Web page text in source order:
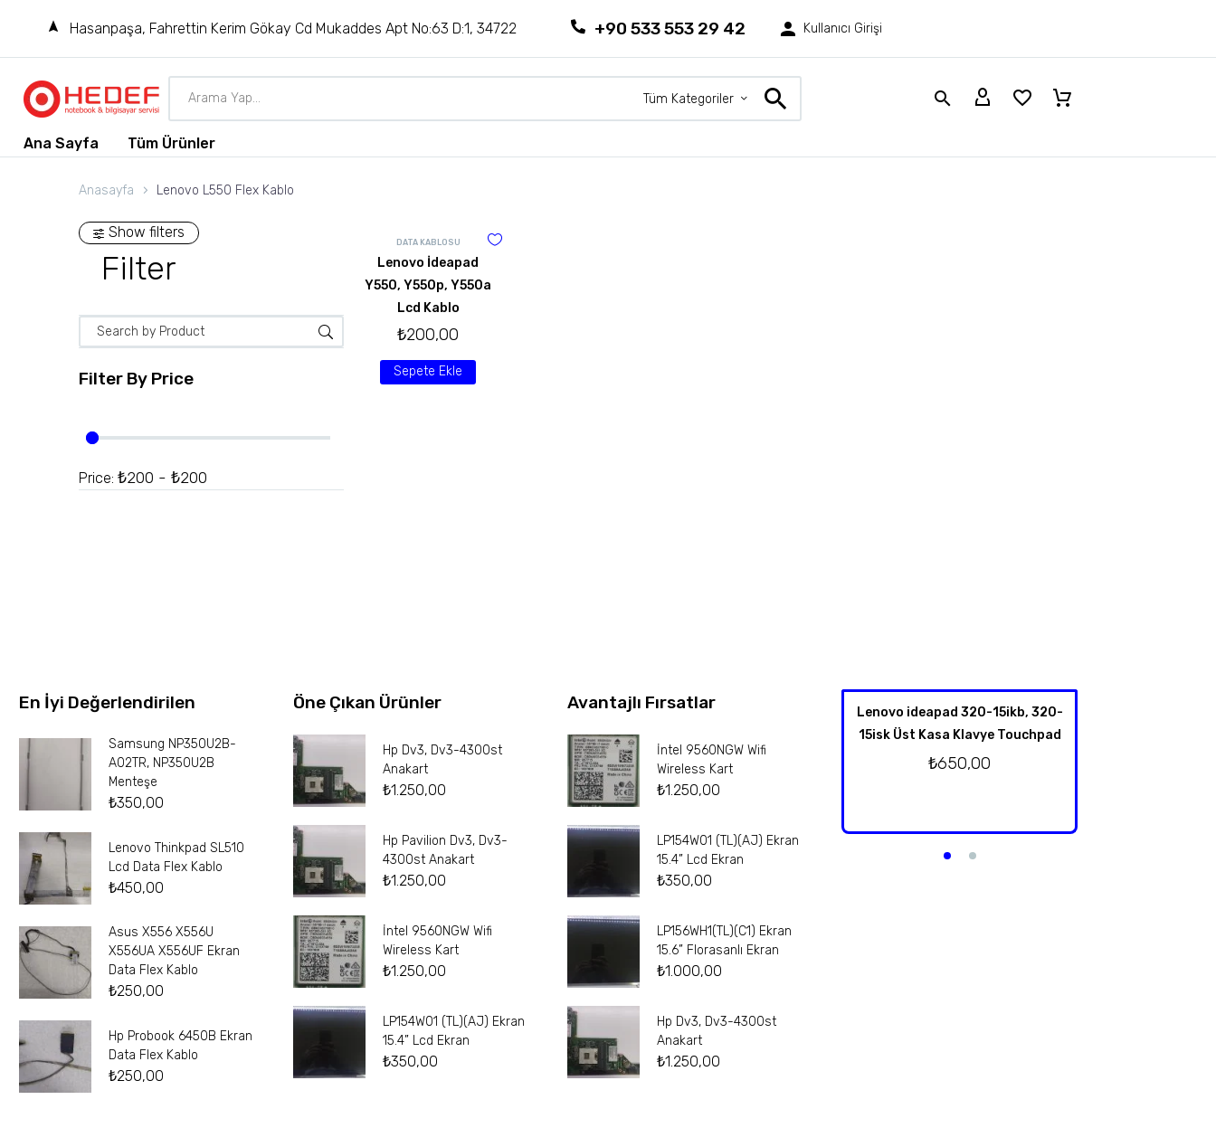
Hasanpaşa, Fahrettin Kerim Gökay Cd Mukaddes Apt No:63 D:1, 34722 +90 533 553 29 42 Kullanıcı Girişi
Tüm Kategoriler
Ana Sayfa Tüm Ürünler
Anasayfa Lenovo L550 Flex Kablo
Show filters
Filter
Filter By Price
Price: ₺200 - ₺200
DATA KABLOSU
Lenovo İdeapad
Y550, Y550p, Y550a
Lcd Kablo
₺200,00
Sepete Ekle
En İyi Değerlendirilen
Samsung NP350U2B-
A02TR, NP350U2B
Menteşe
₺350,00
Lenovo Thinkpad SL510
Lcd Data Flex Kablo
₺450,00
Asus X556 X556U
X556UA X556UF Ekran
Data Flex Kablo
₺250,00
Hp Probook 6450B Ekran
Data Flex Kablo
₺250,00
Öne Çıkan Ürünler
Hp Dv3, Dv3-4300st
Anakart
₺1.250,00
Hp Pavilion Dv3, Dv3-
4300st Anakart
₺1.250,00
İntel 9560NGW Wifi
Wireless Kart
₺1.250,00
LP154W01 (TL)(AJ) Ekran
15.4” Lcd Ekran
₺350,00
Avantajlı Fırsatlar
İntel 9560NGW Wifi
Wireless Kart
₺1.250,00
LP154W01 (TL)(AJ) Ekran
15.4” Lcd Ekran
₺350,00
LP156WH1(TL)(C1) Ekran
15.6” Florasanlı Ekran
₺1.000,00
Hp Dv3, Dv3-4300st
Anakart
₺1.250,00
Lenovo ideapad 320-15ikb, 320-
15isk Üst Kasa Klavye Touchpad
₺650,00